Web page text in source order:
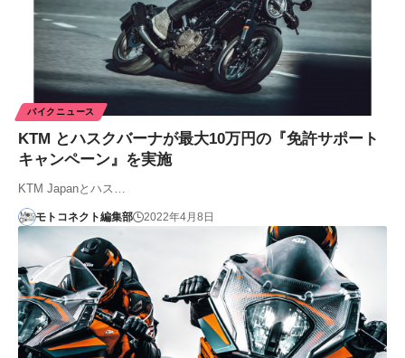
バイクニュース
KTM とハスクバーナが最大10万円の『免許サポート
キャンペーン』を実施
KTM Japanとハス…
モトコネクト編集部 2022年4月8日